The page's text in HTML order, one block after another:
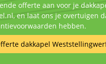
offerte aan voor je
en laat ons je overtuigen
hebben.
dakkapel